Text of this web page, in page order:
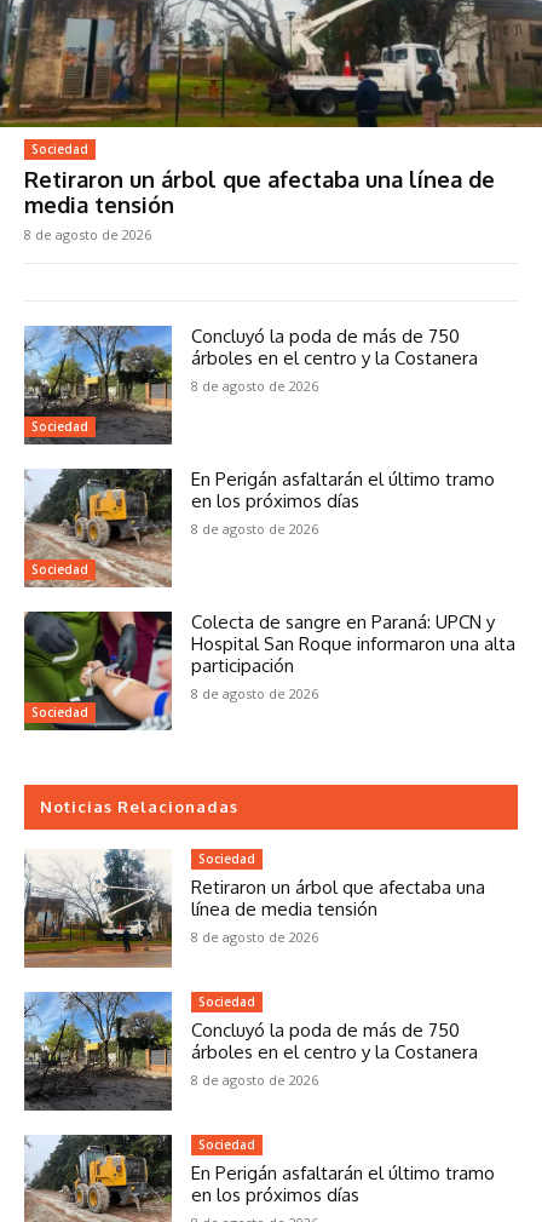
Sociedad
Retiraron un árbol que afectaba una línea de
media tensión
8 de agosto de 2026
Sociedad
Concluyó la poda de más de 750
árboles en el centro y la Costanera
8 de agosto de 2026
Sociedad
En Perigán asfaltarán el último tramo
en los próximos días
8 de agosto de 2026
Sociedad
Colecta de sangre en Paraná: UPCN y
Hospital San Roque informaron una alta
participación
8 de agosto de 2026
Noticias Relacionadas
Sociedad
Retiraron un árbol que afectaba una
línea de media tensión
8 de agosto de 2026
Sociedad
Concluyó la poda de más de 750
árboles en el centro y la Costanera
8 de agosto de 2026
Sociedad
En Perigán asfaltarán el último tramo
en los próximos días